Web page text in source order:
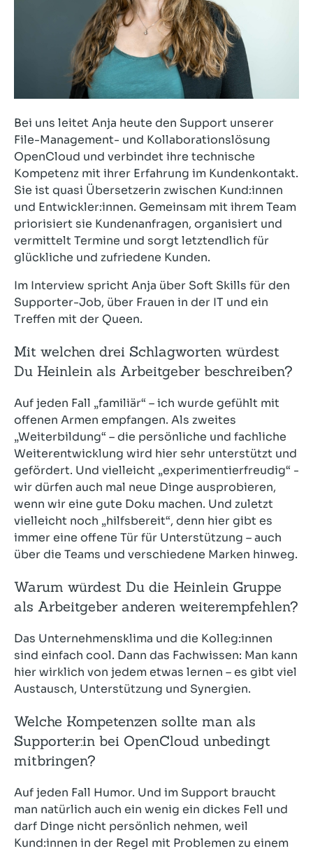
Bei uns leitet Anja heute den Support unserer
File-Management- und Kollaborationslösung
OpenCloud und verbindet ihre technische
Kompetenz mit ihrer Erfahrung im Kundenkontakt.
Sie ist quasi Übersetzerin zwischen Kund:innen
und Entwickler:innen. Gemeinsam mit ihrem Team
priorisiert sie Kundenanfragen, organisiert und
vermittelt Termine und sorgt letztendlich für
glückliche und zufriedene Kunden.
Im Interview spricht Anja über Soft Skills für den
Supporter-Job, über Frauen in der IT und ein
Treffen mit der Queen.
Mit welchen drei Schlagworten würdest
Du Heinlein als Arbeitgeber beschreiben?
Auf jeden Fall „familiär“ – ich wurde gefühlt mit
offenen Armen empfangen. Als zweites
„Weiterbildung“ – die persönliche und fachliche
Weiterentwicklung wird hier sehr unterstützt und
gefördert. Und vielleicht „experimentierfreudig“ -
wir dürfen auch mal neue Dinge ausprobieren,
wenn wir eine gute Doku machen. Und zuletzt
vielleicht noch „hilfsbereit“, denn hier gibt es
immer eine offene Tür für Unterstützung – auch
über die Teams und verschiedene Marken hinweg.
Warum würdest Du die Heinlein Gruppe
als Arbeitgeber anderen weiterempfehlen?
Das Unternehmensklima und die Kolleg:innen
sind einfach cool. Dann das Fachwissen: Man kann
hier wirklich von jedem etwas lernen – es gibt viel
Austausch, Unterstützung und Synergien.
Welche Kompetenzen sollte man als
Supporter:in bei OpenCloud unbedingt
mitbringen?
Auf jeden Fall Humor. Und im Support braucht
man natürlich auch ein wenig ein dickes Fell und
darf Dinge nicht persönlich nehmen, weil
Kund:innen in der Regel mit Problemen zu einem